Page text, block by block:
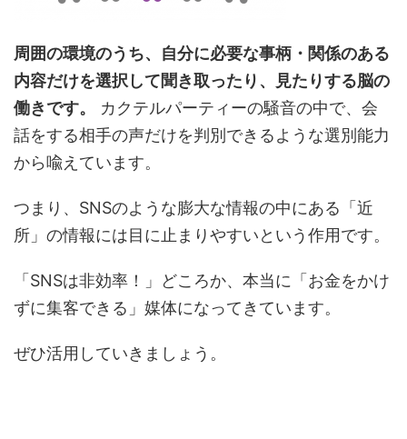
周囲の環境のうち、自分に必要な事柄・関係のある
内容だけを選択して聞き取ったり、見たりする脳の
働きです。
カクテルパーティーの騒音の中で、会
話をする相手の声だけを判別できるような選別能力
から喩えています。
つまり、SNSのような膨大な情報の中にある「近
所」の情報には目に止まりやすいという作用です。
「SNSは非効率！」どころか、本当に「お金をかけ
ずに集客できる」媒体になってきています。
ぜひ活用していきましょう。